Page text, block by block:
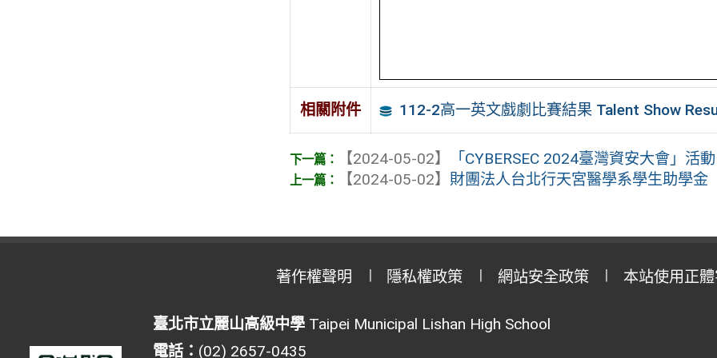
相關附件 112-2高一英文戲劇比賽結果 Talent Show
【2024-05-02】
「CYBERSEC 2024臺灣資安大會」活動
【2024-05-02】 財團法人台北行天宮醫學系學生助學金
著作權聲明 隱私權政策 網站安全政策 本站使用正
臺北市立麗山高級中學Taipei Municipal Lishan High School
電話： (02) 2657-0435